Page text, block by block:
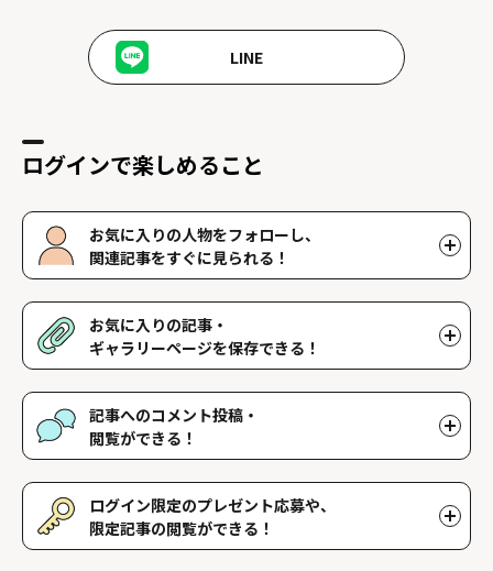
LINE
ログインで楽しめること
お気に入りの人物をフォローし、
関連記事をすぐに見られる！
好きな人物をフォローすることで、マイページで好きな人物の関連
記事を閲覧することができます。好きな人物一覧はマイページで確
認できます。
お気に入りの記事・
ギャラリーページを保存できる！
好きな記事やギャラリーページを保存し、マイページでいつでも閲
覧することができます。
記事へのコメント投稿・
閲覧ができる！
記事に対して応援や感想などのコメントができ、他のファンが投稿
したコメントを読むことができます。
ログイン限定のプレゼント応募や、
限定記事の閲覧ができる！